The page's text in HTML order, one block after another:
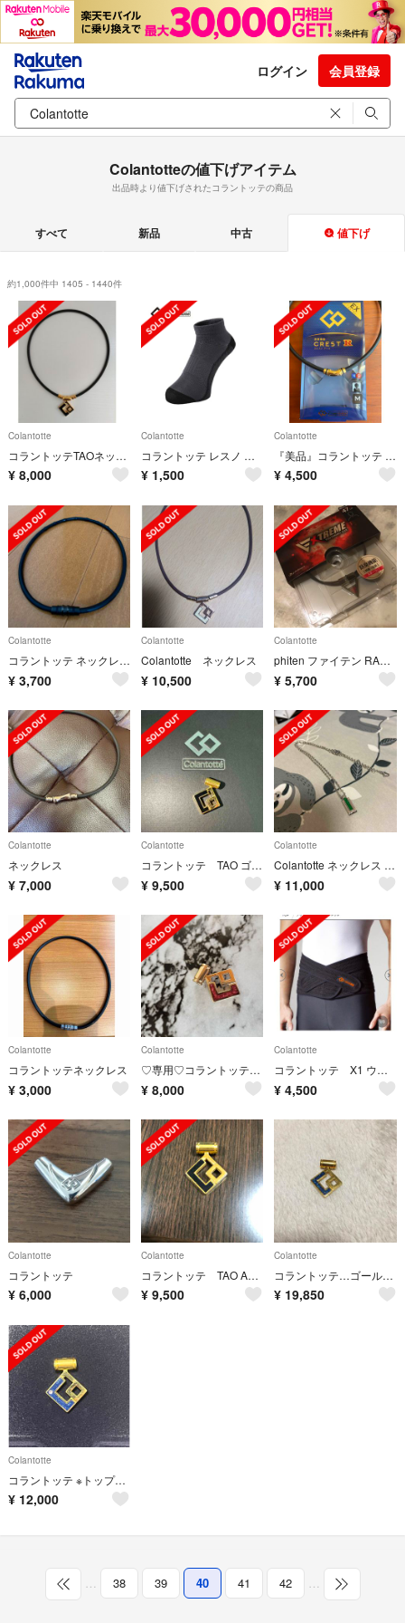
ログイン 会員登録
Colantotteの値下げアイテム
出品時より値下げされたコラントッテの商品
すべて 新品 中古 値下げ
約1,000件中 1405 - 1440件
Colantotte
コラントッテTAOネックレスAURA
¥ 8,000
Colantotte
コラントッテ レスノ プロエイドソックス ランニング用
¥ 1,500
Colantotte
『美品』コラントッテ ネックレス クレストR【ex】プレミアムゴールド Mサイズ
¥ 4,500
Colantotte
コラントッテ ネックレス クレスト⭐︎正規品⭐︎
¥ 3,700
Colantotte
Colantotte ネックレス
¥ 10,500
Colantotte
phiten ファイテン RAKUWAネック EX
¥ 5,700
Colantotte
ネックレス
¥ 7,000
Colantotte
コラントッテ TAO ゴールド AURA
¥ 9,500
Colantotte
Colantotte ネックレス (青山学院大学駅伝部モデル)
¥ 11,000
Colantotte
コラントッテネックレス
¥ 3,000
Colantotte
♡専用♡コラントッテ♡最終限定値下げ♡
¥ 8,000
Colantotte
コラントッテ X1 ウエストベルト
¥ 4,500
Colantotte
コラントッテ
¥ 6,000
Colantotte
コラントッテ TAO AURA ネックレス ブラック
¥ 9,500
Colantotte
コラントッテ…ゴールド／ブルー
¥ 19,850
Colantotte
コラントッテ ※トップ部分のみ ※ショーンさん専用
¥ 12,000
… 38 39 40 41 42 …